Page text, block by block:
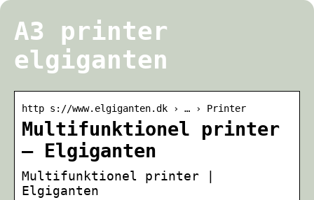
A3 printer
elgiganten
http s://www.elgiganten.dk › … › Printer
Multifunktionel printer
– Elgiganten
Multifunktionel printer |
Elgiganten